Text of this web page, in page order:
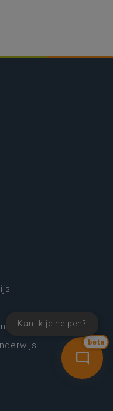
bèta
Kan ik je helpen?
onderwijs